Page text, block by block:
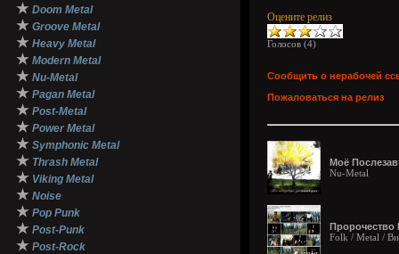
★ Doom Metal
★ Groove Metal
★ Heavy Metal
★ Modern Metal
★ Nu-Metal
★ Pagan Metal
★ Post-Metal
★ Power Metal
★ Symphonic Metal
★ Thrash Metal
★ Viking Metal
★ Noise
★ Pop Punk
★ Post-Punk
★ Post-Rock
Оцените релиз
Голосов (4)
Сообщить о нерабочей
Пожаловаться на релиз
Моё
Nu-Metal
Folk / Metal /